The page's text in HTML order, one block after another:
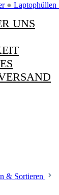
● Laptophüllen
UNS
& Sortieren